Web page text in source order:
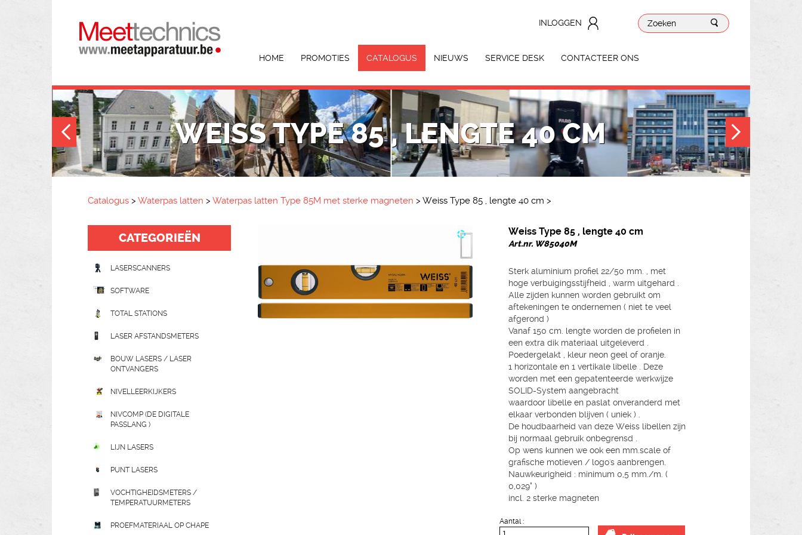
INLOGGEN
HOME PROMOTIES CATALOGUS NIEUWS SERVICE DESK CONTACTEER ONS
WEISS TYPE 85 , LENGTE 40 CM
Catalogus > Waterpas latten > Waterpas latten Type 85M met sterke magneten > Weiss Type 85 , lengte 40 cm >
CATEGORIEËN
LASERSCANNERS
SOFTWARE
TOTAL STATIONS
LASER AFSTANDSMETERS
BOUW LASERS / LASER
ONTVANGERS
NIVELLEERKIJKERS
NIVCOMP (DE DIGITALE
PASSLANG )
LIJN LASERS
PUNT LASERS
VOCHTIGHEIDSMETERS /
TEMPERATUURMETERS
PROEFMATERIAAL OP CHAPE
Weiss Type 85 , lengte 40 cm
Art.nr. W85040M
Sterk aluminium profiel 22/50 mm. , met
hoge verbuigingsstijfheid , warm uitgehard .
Alle zijden kunnen worden gebruikt om
aftekeningen te ondernemen ( niet te veel
afgerond )
Vanaf 150 cm. lengte worden de profielen in
een extra dik materiaal uitgeleverd .
Poedergelakt , kleur neon geel of oranje.
1 horizontale en 1 vertikale libelle . Deze
worden met een gepatenteerde werkwijze
SOLID-System aangebracht
waardoor libelle en paslat onveranderd met
elkaar verbonden blijven ( uniek ) .
De houdbaarheid van deze Weiss libellen zijn
bij normaal gebruik onbegrensd .
Op wens kunnen we ook een mm.scale of
grafische motieven / logo's aanbrengen.
Nauwkeurigheid : minimum 0,5 mm./m. (
0,029° )
incl. 2 sterke magneten
Aantal :